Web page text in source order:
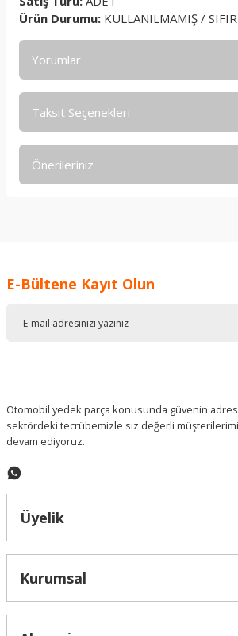
Ürün Durumu: KULLANILMAMIŞ / SIFIR
Yorumlar
Taksit Seçenekleri
Önerileriniz
Ürün resmi kalitesiz, bozuk veya
E-Bültene Kayıt Olun
Otomobil yedek parça konusunda güvenin adresi
sektördeki tecrübemizle siz değerli
devam ediyoruz.
Üyelik
Kurumsal